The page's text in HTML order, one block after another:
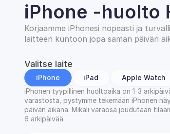
iPhone -huolto
Korjaamme iPhonesi nopeasti ja
laitteen kuntoon jopa saman päivän
Valitse laite
iPhone iPad Apple Watch
iPhonen tyypillinen huoltoaika on 1-3
varastosta, pystymme tekemään iPhonen
päivän aikana. Mikäli varaosa joudutaan
6 arkipäivää.